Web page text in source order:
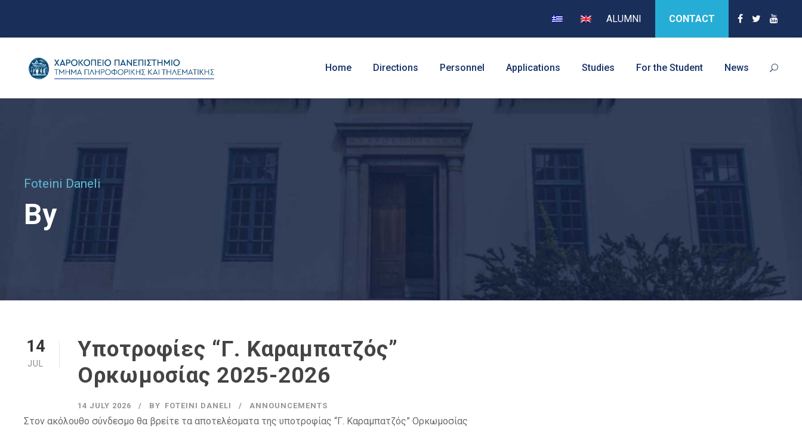
ALUMNI CONTACT
Home Directions Personnel Applications Studies For the Student News
Foteini Daneli
By
14
JUL
Υποτροφίες “Γ. Καραμπατζός”
Ορκωμοσίας 2025-2026
14 JULY 2026 BY FOTEINI DANELI ANNOUNCEMENTS
Στον ακόλουθο σύνδεσμο θα βρείτε τα αποτελέσματα της υποτροφίας “Γ. Καραμπατζός” Ορκωμοσίας